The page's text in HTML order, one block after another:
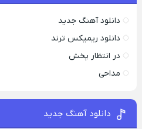
دانلود آهنگ جدید
دانلود ریمیکس ترند
در انتظار پخش
مداحی
دانلود آهنگ جدید